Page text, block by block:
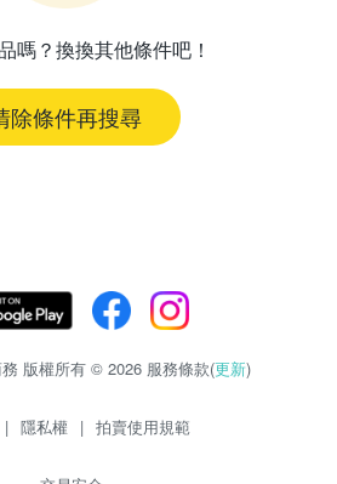
嗎？換換其他條件吧！
除條件再搜尋
版權所有 © 2026 服務條款(更新)
| 隱私權 | 拍賣使用規範